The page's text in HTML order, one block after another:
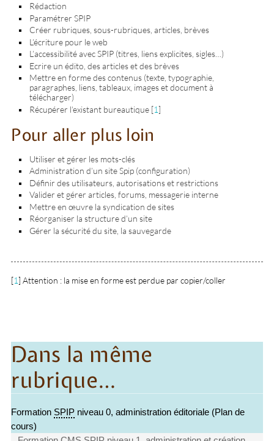
Rédaction
Paramétrer SPIP
Créer rubriques, sous-rubriques, articles, brèves
L’écriture pour le web
L’accessibilité avec SPIP (titres, liens explicites, sigles…)
Ecrire un édito, des articles et des brèves
Mettre en forme des contenus (texte, typographie,
paragraphes, liens, tableaux, images et document à
télécharger)
Récupérer l’existant bureautique [1]
Pour aller plus loin
Utiliser et gérer les mots-clés
Administration d’un site Spip (configuration)
Définir des utilisateurs, autorisations et restrictions
Valider et gérer articles, forums, messagerie interne
Mettre en œuvre la syndication de sites
Réorganiser la structure d’un site
Gérer la sécurité du site, la sauvegarde
[1]Attention : la mise en forme est perdue par copier/coller
Dans la même
rubrique…
Formation SPIP niveau 0, administration éditoriale (Plan de
cours)